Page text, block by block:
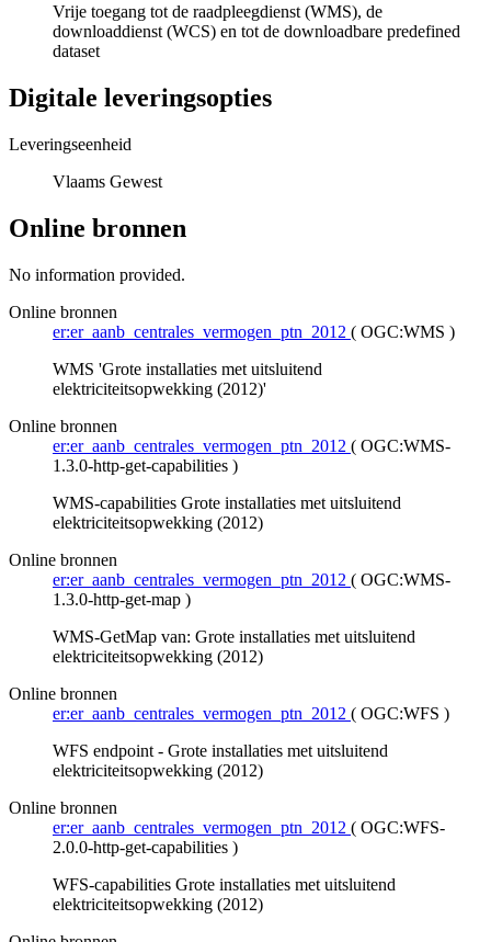
Vrije toegang tot de raadpleegdienst (WMS), de
downloaddienst (WCS) en tot de downloadbare predefined
dataset
Digitale leveringsopties
Leveringseenheid
Vlaams Gewest
Online bronnen
No information provided.
Online bronnen
er:er_aanb_centrales_vermogen_ptn_2012 ( OGC:WMS )
WMS 'Grote installaties met uitsluitend
elektriciteitsopwekking (2012)'
Online bronnen
er:er_aanb_centrales_vermogen_ptn_2012 ( OGC:WMS-
1.3.0-http-get-capabilities )
WMS-capabilities Grote installaties met uitsluitend
elektriciteitsopwekking (2012)
Online bronnen
er:er_aanb_centrales_vermogen_ptn_2012 ( OGC:WMS-
1.3.0-http-get-map )
WMS-GetMap van: Grote installaties met uitsluitend
elektriciteitsopwekking (2012)
Online bronnen
er:er_aanb_centrales_vermogen_ptn_2012 ( OGC:WFS )
WFS endpoint - Grote installaties met uitsluitend
elektriciteitsopwekking (2012)
Online bronnen
er:er_aanb_centrales_vermogen_ptn_2012 ( OGC:WFS-
2.0.0-http-get-capabilities )
WFS-capabilities Grote installaties met uitsluitend
elektriciteitsopwekking (2012)